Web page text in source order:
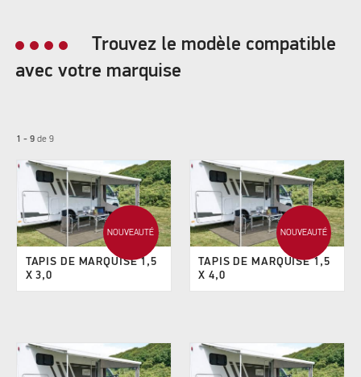
Trouvez le modèle compatible
avec votre marquise
1 - 9de 9
NOUVEAUTÉ
TAPIS DE MARQUISE 1,5
X 3,0
NOUVEAUTÉ
TAPIS DE MARQUISE 1,5
X 4,0